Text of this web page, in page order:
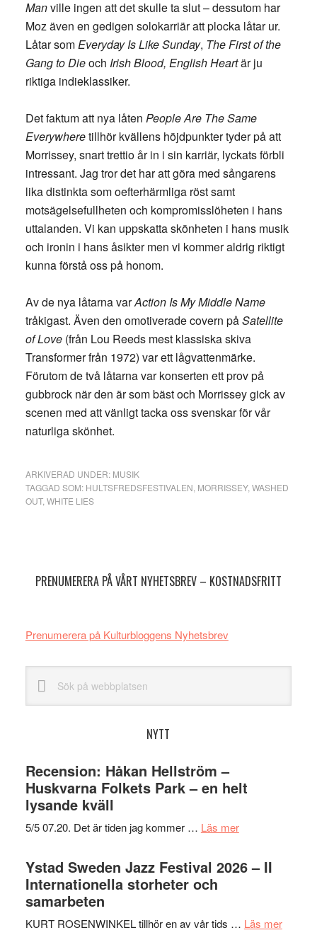
Manville ingen att det skulle ta slut – dessutom har
Moz även en gedigen solokarriär att plocka låtar ur.
Låtar somEveryday Is Like Sunday, The First of the
Gang to Dieoch Irish Blood, English Heartär ju
riktiga indieklassiker.
Det faktum att nya låten People Are The Same
Everywheretillhör kvällens höjdpunkter tyder på att
Morrissey, snart trettio år in i sin karriär, lyckats förbli
intressant. Jag tror det har att göra med sångarens
lika distinkta som oefterhärmliga röst samt
motsägelsefullheten och kompromisslöheten i hans
uttalanden. Vi kan uppskatta skönheten i hans musik
och ironin i hans åsikter men vi kommer aldrig riktigt
kunna förstå oss på honom.
Av de nya låtarna varAction Is My Middle Name
tråkigast. Även den omotiverade covern påSatellite
of Love(från Lou Reeds mest klassiska skiva
Transformer från 1972) var ett lågvattenmärke.
Förutom de två låtarna var konserten ett prov på
gubbrock när den är som bäst och Morrissey gick av
scenen med att vänligt tacka oss svenskar för vår
naturliga skönhet.
ARKIVERAD UNDER: MUSIK
TAGGAD SOM: HULTSFREDSFESTIVALEN MORRISSEY, WASHED
OUT, WHITE LIES
PRENUMERERA PÅ VÅRT NYHETSBREV – KOSTNADSFRITT
Prenumerera på Kulturbloggens Nyhetsbrev
webbplatsen
NYTT
Recension: Håkan Hellström –
Huskvarna Folkets Park – en helt
lysande kväll
5/5 07.20. Det är tiden jag kommer … Läs merom
Håkan
Hellström
Folkets
Ystad Sweden Jazz Festival 2026 – II
Internationella storheter och
samarbeten
KURT ROSENWINKEL tillhör en av vår tids … Läs merom